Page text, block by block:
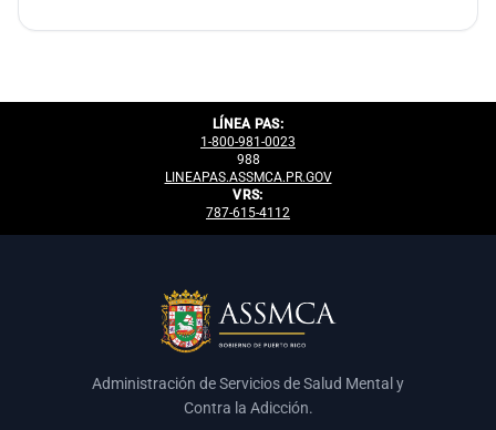
LÍNEA PAS:
1-800-981-0023
988
LINEAPAS.ASSMCA.PR.GOV
VRS:
787-615-4112
Administración de Servicios de Salud Mental y
Contra la Adicción.